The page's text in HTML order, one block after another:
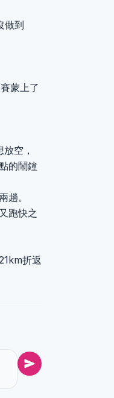
做到
蒙上了
空，
的鬧鐘
趟。
跑快之
折返